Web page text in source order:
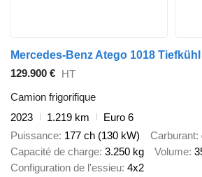
Mercedes-Benz Atego 1018
129.900 € HT
Camion frigorifique
2023
1.219 km
Euro 6
Puissance 177 ch (130 kW) Carburant
Capacité de charge 3.250 kg Volume
Configuration de l'essieu 4x2